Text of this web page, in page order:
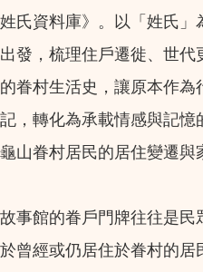
姓氏資料庫》。以「姓氏
出發，梳理住戶遷徙、世
的眷村生活史，讓原本作
記，轉化為承載情感與記
龜山眷村居民的居住變遷與
故事館的眷戶門牌往往是
於曾經或仍居住於眷村的